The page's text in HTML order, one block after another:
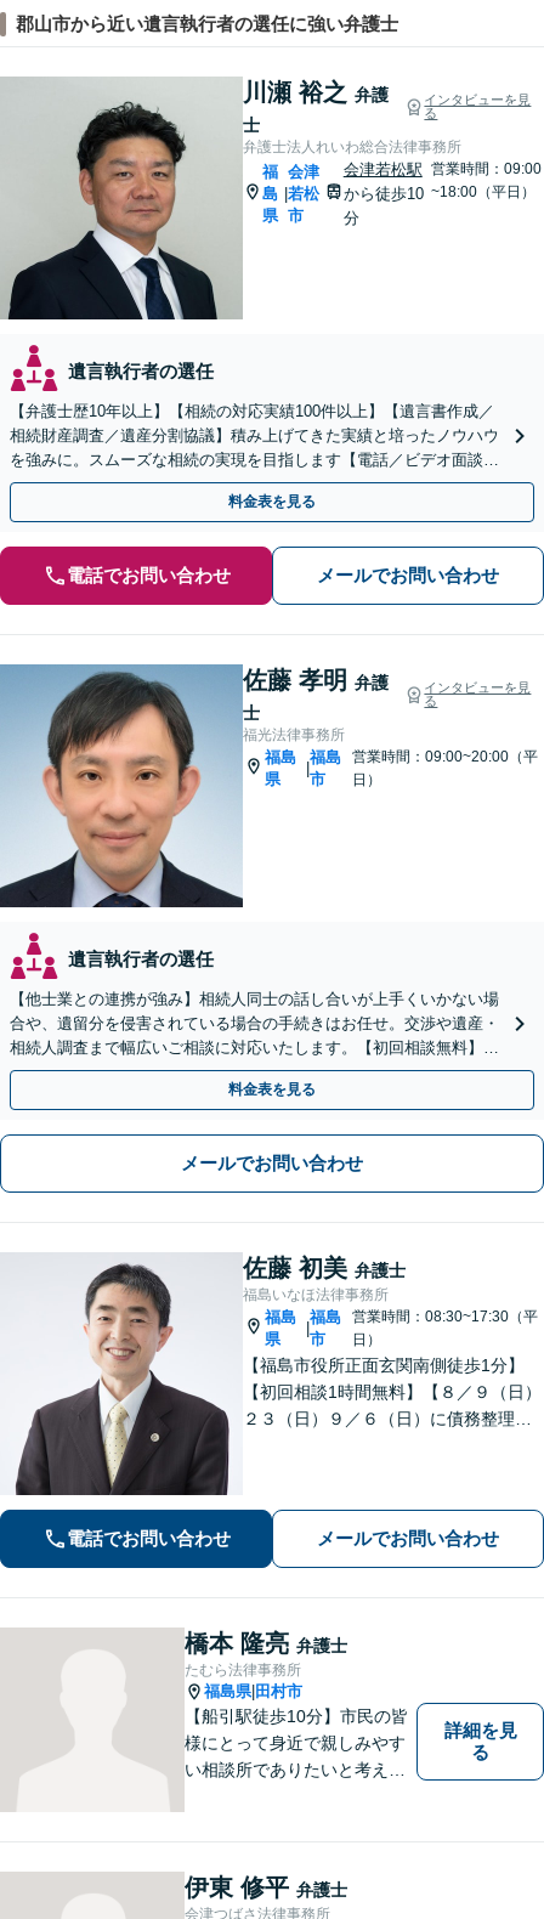
郡山市から近い遺言執行者の選任に強い弁護士
川瀬 裕之 弁護
士
インタビューを見
る
弁護士法人れいわ総合法律事務所
福
島
県
会津
若松
市
会津若松駅
から徒歩10
分
営業時間：09:00
~18:00（平日）
遺言執行者の選任
【弁護士歴10年以上】【相続の対応実績100件以上】【遺言書作成／
相続財産調査／遺産分割協議】積み上げてきた実績と培ったノウハウ
を強みに。スムーズな相続の実現を目指します【電話／ビデオ面談O
K】
料金表を見る
電話でお問い合わせ メールでお問い合わせ
佐藤 孝明 弁護
士
インタビューを見
る
福光法律事務所
福島
県
|
福島
市
営業時間：09:00~20:00（平
日）
遺言執行者の選任
【他士業との連携が強み】相続人同士の話し合いが上手くいかない場
合や、遺留分を侵害されている場合の手続きはお任せ。交渉や遺産・
相続人調査まで幅広いご相談に対応いたします。【初回相談無料】
【出張相談OK】【LINE可】
料金表を見る
メールでお問い合わせ
佐藤 初美 弁護士
福島いなほ法律事務所
福島
県
|
福島
市
営業時間：08:30~17:30（平
日）
【福島市役所正面玄関南側徒歩1分】
【初回相談1時間無料】【８／９（日）
２３（日）９／６（日）に債務整理・
電話でお問い合わせ メールでお問い合わせ
橋本 隆亮 弁護士
たむら法律事務所
福島県| 田村市
【船引駅徒歩10分】市民の皆
様にとって身近で親しみやす
い相談所でありたいと考えて
に、まずはお気軽にご相談く
ださい。 https://tamura-law.bi
z/ （公式ホームページ）
詳細を見
る
伊東 修平 弁護士
会津つばさ法律事務所